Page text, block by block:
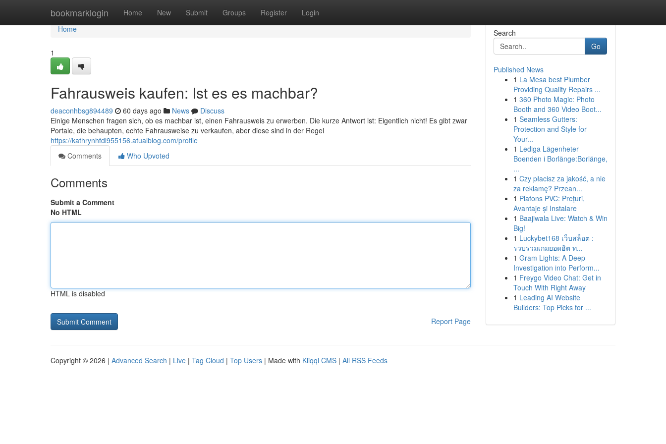
bookmarklogin Home New Submit Groups Register Login
Home
Home
1
Fahrausweis kaufen: Ist es es machbar?
deaconhbsg894489 60 days ago News
Discuss
Einige Menschen fragen sich, ob es machbar ist, einen Fahrausweis zu erwerben. Die kurze Antwort ist: Eigentlich nicht! Es gibt zwar
Portale, die behaupten, echte Fahrausweise zu verkaufen, aber diese sind in der Regel
https://kathrynhfdl955156.atualblog.com/profile
Comments
Who Upvoted
Comments
Submit a Comment
No HTML
HTML is disabled
Report Page
Search
Go
Published News
1 La Mesa best Plumber
Providing Quality Repairs ...
1 360 Photo Magic: Photo
Booth and 360 Video Boot...
1 Seamless Gutters:
Protection and Style for
Your...
1 Lediga Lägenheter
Boenden i Borlänge:Borlänge,
...
1 Czy płacisz za jakość, a nie
za reklamę? Przean...
1 Plafons PVC: Prețuri,
Avantaje și Instalare
1 Baajiwala Live: Watch & Win
Big!
1 Luckybet168 เว็บสล็อต :
รวบรวมเกมยอดฮิต ท...
1 Gram Lights: A Deep
Investigation into Perform...
1 Freygo Video Chat: Get in
Touch With Right Away
1 Leading AI Website
Builders: Top Picks for ...
Copyright © 2026 | Advanced Search | Live | Tag Cloud | Top Users | Made with Kliqqi CMS | All RSS Feeds